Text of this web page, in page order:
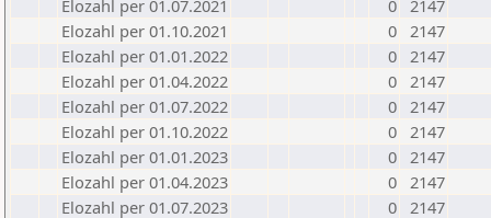
Elozahl per 01.07.2021
0 2147
Elozahl per 01.10.2021
0 2147
Elozahl per 01.01.2022
0 2147
Elozahl per 01.04.2022
0 2147
Elozahl per 01.07.2022
0 2147
Elozahl per 01.10.2022
0 2147
Elozahl per 01.01.2023
0 2147
Elozahl per 01.04.2023
0 2147
Elozahl per 01.07.2023
0 2147